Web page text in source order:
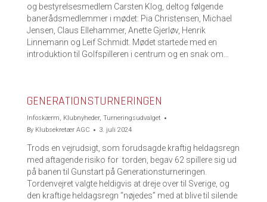
og bestyrelsesmedlem Carsten Klog, deltog følgende
banerådsmedlemmer i mødet: Pia Christensen, Michael
Jensen, Claus Ellehammer, Anette Gjerløv, Henrik
Linnemann og Leif Schmidt. Mødet startede med en
introduktion til Golfspilleren i centrum og en snak om…
GENERATIONSTURNERINGEN
Infoskærm, Klubnyheder, Turneringsudvalget
By Klubsekretær AGC 3. juli 2024
Trods en vejrudsigt, som forudsagde kraftig heldagsregn
med aftagende risiko for torden, begav 62 spillere sig ud
på banen til Gunstart på Generationsturneringen.
Tordenvejret valgte heldigvis at dreje over til Sverige, og
den kraftige heldagsregn “nøjedes” med at blive til silende